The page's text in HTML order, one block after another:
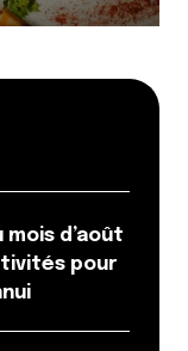
mois d’août
pour